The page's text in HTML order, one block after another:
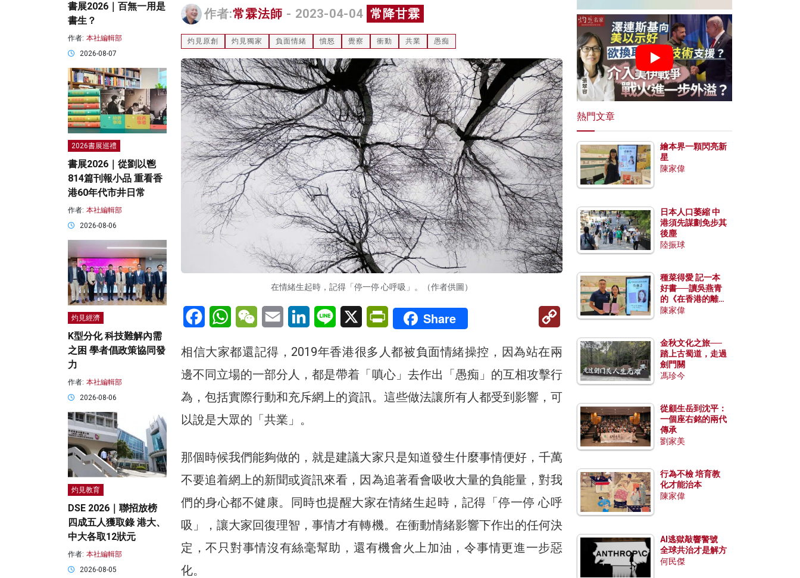
作者:常霖法師 - 2023-04-04 常降甘霖
灼見原創 灼見獨家 負面情緒 憤怒 覺察 衝動 共業 愚痴
在情緒生起時，記得「停一停 心呼吸」。（作者供圖）
FacebookWhatsAppWeChatEmail LinkedInLine X PrintFriendly
Share
Copy
Link
相信大家都還記得，2019年香港很多人都被負面情緒操控，因為站在兩
邊不同立場的一部分人，都是帶着「嗔心」去作出「愚痴」的互相攻擊行
為，包括實際行動和充斥網上的資訊。這些做法讓所有人都受到影響，可
以說是大眾的「共業」。
那個時候我們能夠做的，就是建議大家只是知道發生什麼事情便好，千萬
不要追着網上的新聞或資訊來看，因為追著看會吸收大量的負能量，對我
們的身心都不健康。同時也提醒大家在情緒生起時，記得「停一停 心呼
吸」，讓大家回復理智，事情才有轉機。在衝動情緒影響下作出的任何決
定，不只對事情沒有絲毫幫助，還有機會火上加油，令事情更進一步惡
化。
書展2026｜百無一用是
書生？
作者: 本社編輯部
2026-08-07
2026書展巡禮
書展2026｜從劉以鬯
814篇刊報小品 重看香
港60年代市井日常
作者: 本社編輯部
2026-08-06
灼見經濟
K型分化 科技難解內需
之困 學者倡政策協同發
力
作者: 本社編輯部
2026-08-06
灼見教育
DSE 2026｜聯招放榜
四成五人獲取錄 港大、
中大各取12狀元
作者: 本社編輯部
2026-08-05
熱門文章
繪本界一顆閃亮新
星
陳家偉
日本人口萎縮 中
港須先謀劃免步其
後塵
陸振球
種菜得愛 記一本
好書──讀吳燕青
的《在香港的離島
種菜》
陳家偉
金秋文化之旅──
踏上古蜀道，走過
劍門關
馮珍今
從顧生岳到沈平：
一個座右銘的兩代
傳承
劉家美
行為不檢 培育教
化才能治本
陳家偉
AI逃獄敲響警號
全球共治才是解方
何民傑